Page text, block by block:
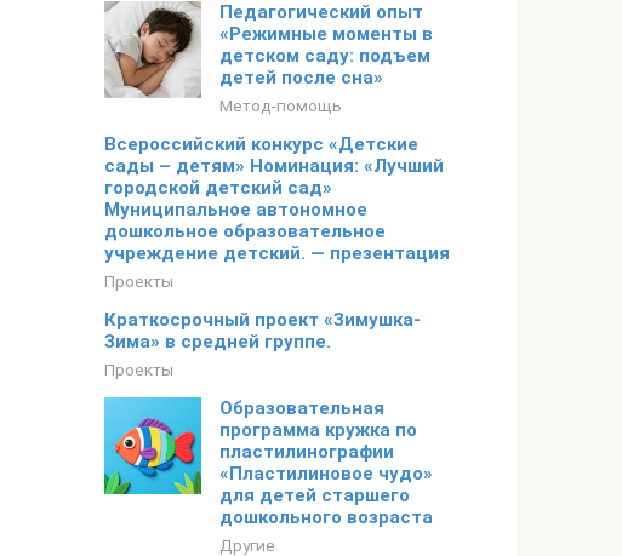
Педагогический опыт
«Режимные моменты в
детском саду: подъем
детей после сна»
Метод-помощь
Всероссийский конкурс «Детские
сады – детям» Номинация: «Лучший
городской детский сад»
Муниципальное автономное
дошкольное образовательное
учреждение детский. — презентация
Проекты
Краткосрочный проект «Зимушка-
Зима» в средней группе.
Проекты
Образовательная
программа кружка по
пластилинографии
«Пластилиновое чудо»
для детей старшего
дошкольного возраста
Другие